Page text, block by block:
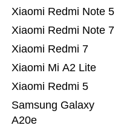
Samsung Galaxy
A20e
Xiaomi Redmi 5
Xiaomi Mi A2 Lite
Xiaomi Redmi 7
Xiaomi Redmi Note 7
Xiaomi Redmi Note 5